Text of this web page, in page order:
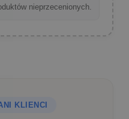
nieprzecenionych.
KLIENCI